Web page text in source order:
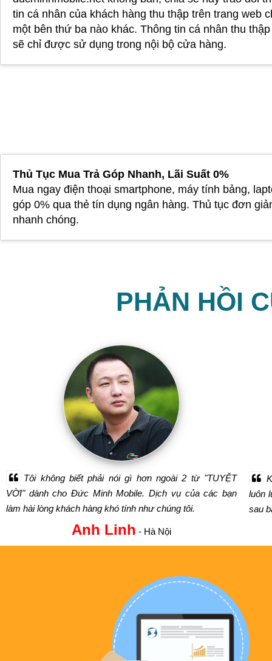
tin cá nhân của khách hàng thu thập trên trang web
một bên thứ ba nào khác. Thông tin cá nhân thu
sẽ chỉ được sử dụng trong nội bộ cửa hàng.
Thủ Tục Mua Trả Góp Nhanh, Lãi Suất 0%
Mua ngay điện thoại smartphone, máy tính bảng,
góp 0% qua thẻ tín dụng ngân hàng. Thủ tục đơn
nhanh chóng.
PHẢN HỒI
Tôi không biết phải nói gì hơn ngoài 2 từ "TUYỆT
VỜI" dành cho Đức Minh Mobile. Dịch vụ của các bạn
làm hài lòng khách hàng khó tính như chúng tôi.
Anh Linh - Hà Nội
luôn
sau